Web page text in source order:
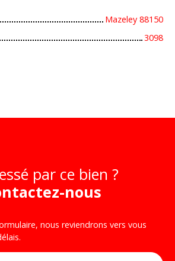
Mazeley 88150
3098
par ce bien ?
nous
nous reviendrons vers vous